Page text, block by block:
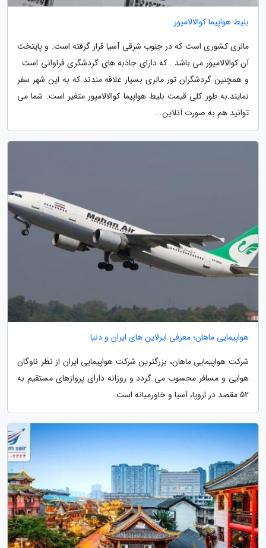
بلیط هواپیما کوالالامپور
مالزی کشوری است که در جنوب شرقی آسیا قرار گرفته است. و پایتخت
آن کوالالامپور می باشد . که دارای جاذبه های گردشگری فراوانی است .
و همچنین گردشگران تور مالزی بسیار علاقه مندند که به این شهر سفر
نمایند.به طور کلی قیمت بلیط هواپیما کوالالامپور متغیر است. شما می
توانید هم به صورت آنلاین...
هواپیمایی ماهان؛ معرفی ایرلاین های ایران و دنیا
شرکت هواپیمایی ماهان، بزرگترین شرکت هواپیمایی ایران از نظر ناوگان
هوایی و مسافر محسوب می گردد و روزانه دارای پروازهای مستقیم به
52 مقصد در اروپا، آسیا و خاورمیانه است.